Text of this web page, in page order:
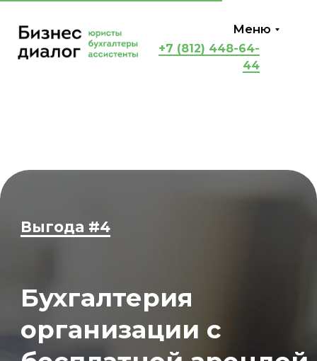
Меню
+7 (812) 448-64-
44
организации с
И это ещё не всё!Ключевые
услуги —